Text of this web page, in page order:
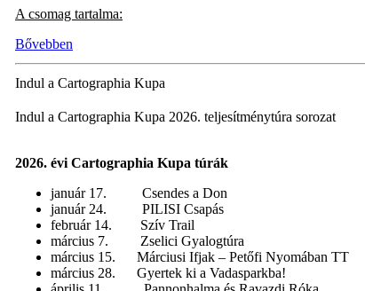
A csomag tartalma:
Bővebben
Indul a Cartographia Kupa
Indul a Cartographia Kupa 2026. teljesítménytúra sorozat
2026. évi Cartographia Kupa túrák
január 17. Csendes a Don
január 24. PILISI Csapás
február 14. Szív Trail
március 7. Zselici Gyalogtúra
március 15. Márciusi Ifjak – Petőfi Nyomában TT
március 28. Gyertek ki a Vadasparkba!